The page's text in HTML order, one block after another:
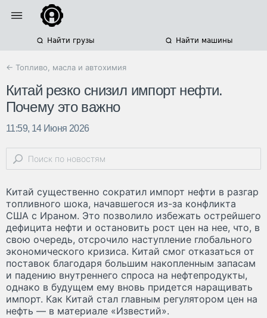
Найти грузы Найти машины
← Топливо, масла и автохимия
Китай резко снизил импорт нефти.
Почему это важно
11:59, 14 Июня 2026
Китай существенно сократил импорт нефти в разгар
топливного шока, начавшегося из-за конфликта
США с Ираном. Это позволило избежать острейшего
дефицита нефти и остановить рост цен на нее, что, в
свою очередь, отсрочило наступление глобального
экономического кризиса. Китай смог отказаться от
поставок благодаря большим накопленным запасам
и падению внутреннего спроса на нефтепродукты,
однако в будущем ему вновь придется наращивать
импорт. Как Китай стал главным регулятором цен на
нефть — в материале «Известий».